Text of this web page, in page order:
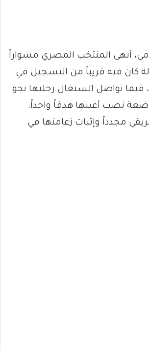
أنهى المنتخب المصري مشواراً
كان فيه قريباً من التسجيل في
فيما تواصل السنغال رحلتها نحو
نصب أعينها هدفاً واحداً:
مجدداً وإثبات زعامتها في